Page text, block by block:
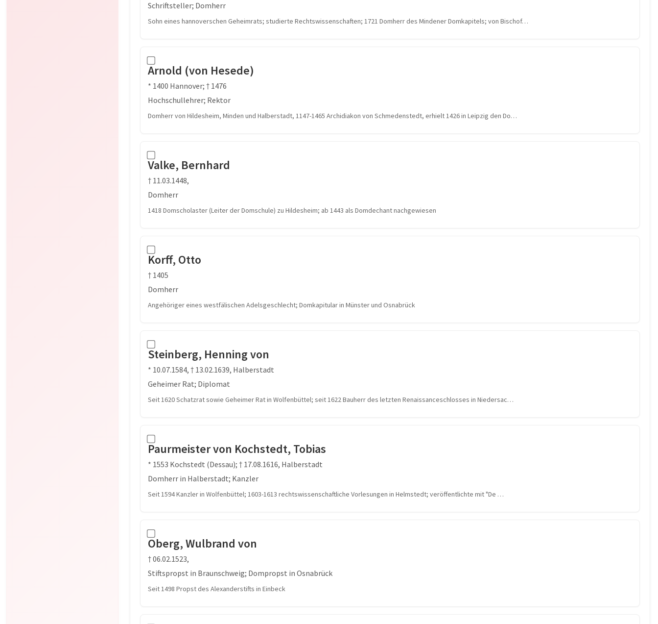
Schriftsteller; Domherr
Sohn eines hannoverschen Geheimrats; studierte Rechtswissenschaften; 1721 Domherr des Mindener Domkapitels; von Bischof…
Arnold (von Hesede)
* 1400 Hannover; † 1476
Hochschullehrer; Rektor
Domherr von Hildesheim, Minden und Halberstadt, 1147-1465 Archidiakon von Schmedenstedt, erhielt 1426 in Leipzig den Do…
Valke, Bernhard
† 11.03.1448,
Domherr
1418 Domscholaster (Leiter der Domschule) zu Hildesheim; ab 1443 als Domdechant nachgewiesen
Korff, Otto
† 1405
Domherr
Angehöriger eines westfälischen Adelsgeschlecht; Domkapitular in Münster und Osnabrück
Steinberg, Henning von
* 10.07.1584, † 13.02.1639, Halberstadt
Geheimer Rat; Diplomat
Seit 1620 Schatzrat sowie Geheimer Rat in Wolfenbüttel; seit 1622 Bauherr des letzten Renaissanceschlosses in Niedersac…
Paurmeister von Kochstedt, Tobias
* 1553 Kochstedt (Dessau); † 17.08.1616, Halberstadt
Domherr in Halberstadt; Kanzler
Seit 1594 Kanzler in Wolfenbüttel; 1603-1613 rechtswissenschaftliche Vorlesungen in Helmstedt; veröffentlichte mit "De …
Oberg, Wulbrand von
† 06.02.1523,
Stiftspropst in Braunschweig; Dompropst in Osnabrück
Seit 1498 Propst des Alexanderstifts in Einbeck